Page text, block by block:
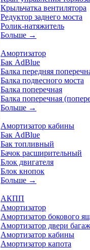
Крыльчатка вентилятора
Редуктор заднего моста
Ролик-натяжитель
Больше →
Амортизатор
Бак AdBlue
Балка передняя
Балка подвесного моста
Балка поперечная
Балка поперечная
Больше →
Амортизатор кабины
Бак AdBlue
Бак топливный
Бачок расширительный
Блок двигателя
Блок кнопок
Больше →
АКПП
Амортизатор
Амортизатор бокового
Амортизатор двери
Амортизатор кабины
Амортизатор капота